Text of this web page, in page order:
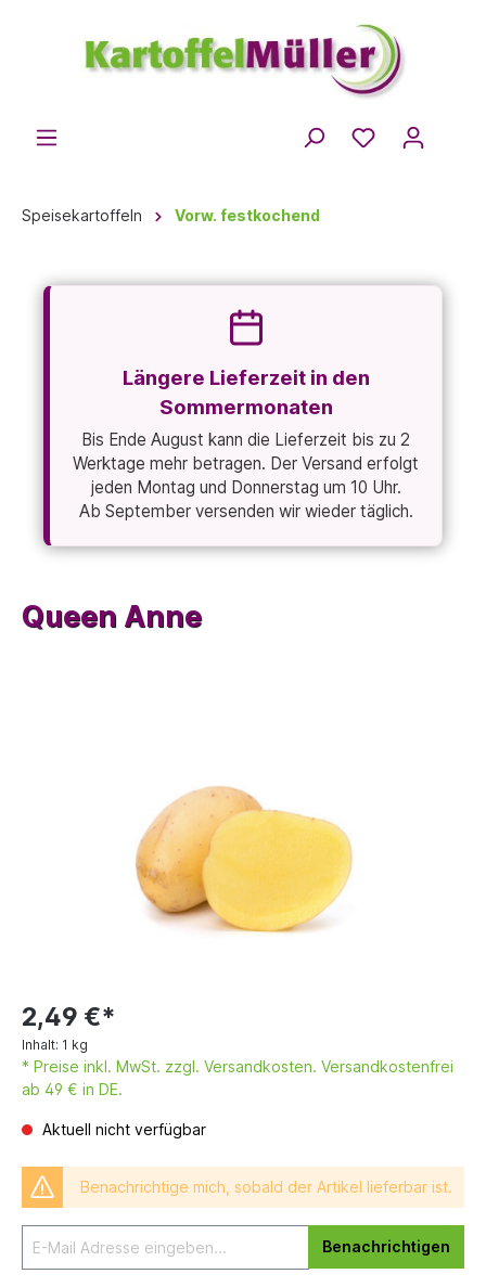
Speisekartoffeln Vorw. festkochend
Längere Lieferzeit in den
Sommermonaten
Bis Ende August kann die Lieferzeit bis zu 2
Werktage mehr betragen. Der Versand erfolgt
jeden Montag und Donnerstag um 10 Uhr.
Ab September versenden wir wieder täglich.
Queen Anne
2,49 €*
Inhalt: 1 kg
* Preise inkl. MwSt. zzgl. Versandkosten. Versandkostenfrei
ab 49 € in DE.
Aktuell nicht verfügbar
Benachrichtige mich, sobald der Artikel lieferbar ist.
Benachrichtigen